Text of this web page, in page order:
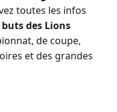
toutes les infos
buts des Lions
de coupe,
et des grandes